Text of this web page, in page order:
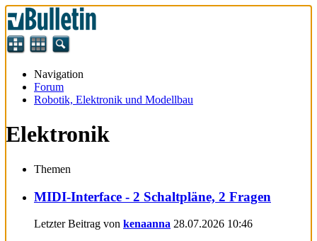
Navigation
Forum
Robotik, Elektronik und Modellbau
Elektronik
Themen
MIDI-Interface - 2 Schaltpläne, 2 Fragen
Letzter Beitrag von kenaanna 28.07.2026 10:46